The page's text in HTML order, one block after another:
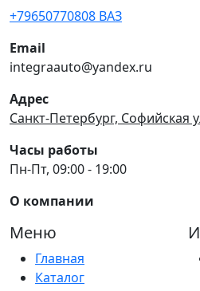
+79650770808 ВАЗ
Email
integraauto@yandex.ru
Адрес
Санкт-Петербург, Софийская
Часы работы
Пн-Пт, 09:00 - 19:00
О компании
Меню
Главная
Каталог